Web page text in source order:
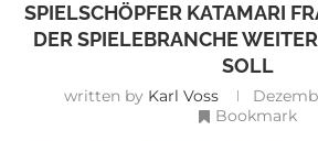
SPIELSCHÖPFER KATAMARI
DER SPIELEBRANCHE
SOLL
written by Karl Voss
Bookmark